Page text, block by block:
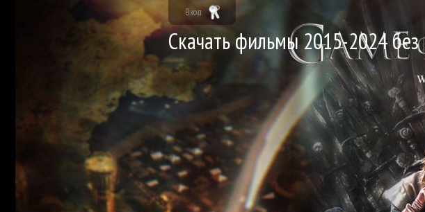
Вход
Скачать фильмы 2015-2024 без